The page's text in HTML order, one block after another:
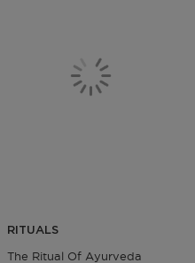
RITUALS
The Ritual Of Ayurveda